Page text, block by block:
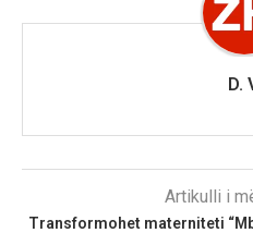
D.
Artikulli i
Transformohet materniteti